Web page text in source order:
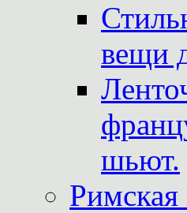
вещи
шьют.
Римская